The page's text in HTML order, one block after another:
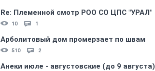
Re: Племеннoй смoтр РOO CO ЦПС "УРАЛ"
10 1
Арболитовый дом промерзает по швам
510 2
Анеки июле - августовские (до 9 августа)